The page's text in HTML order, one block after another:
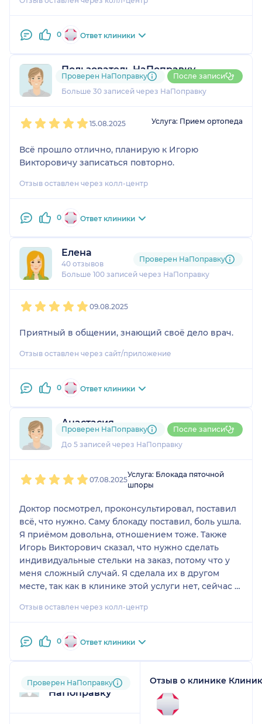
0 Ответ клиники
Пользователь НаПоправку
2 отзываи 2 оценки
Больше 30 записей через НаПоправку
Проверен НаПоправку После записи
15.08.2025 Услуга: Прием ортопеда
Всё прошло отлично, планирую к Игорю
Викторовичу записаться повторно.
Отзыв оставлен через колл-центр
0 Ответ клиники
Елена
40 отзывов
Больше 100 записей через НаПоправку
Проверен НаПоправку
09.08.2025
Приятный в общении, знающий своё дело врач.
Отзыв оставлен через сайт/приложение
0 Ответ клиники
Анастасия
1 отзыв
До 5 записей через НаПоправку
Проверен НаПоправку После записи
07.08.2025
Услуга: Блокада пяточной
шпоры
Доктор посмотрел, проконсультировал, поставил
всё, что нужно. Саму блокаду поставил, боль ушла.
Я приёмом довольна, отношением тоже. Также
Игорь Викторович сказал, что нужно сделать
индивидуальные стельки на заказ, потому что у
меня сложный случай. Я сделала их в другом
месте, так как в клинике этой услуги нет, сейчас с
Отзыв оставлен через колл-центр
0 Ответ клиники
Пользователь
НаПоправку
Проверен НаПоправку Отзыв о клинике